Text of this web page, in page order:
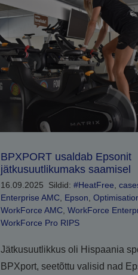
BPXPORT usaldab Epsonit
jätkusuutlikumaks saamisel
16.09.2025 Sildid: #HeatFree
Enterprise AMC, Epson
WorkForce AMC, WorkForce
WorkForce Pro RIPS
Jätkusuutlikkus oli Hispaania
BPXport, seetõttu valisid nad